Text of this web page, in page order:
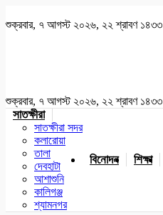
শুক্রবার, ৭ আগস্ট ২০২৬, ২২ শ্রাবণ ১৪৩৩
শুক্রবার, ৭ আগস্ট ২০২৬, ২২ শ্রাবণ ১৪৩৩
সাতক্ষীরা
সাতক্ষীরা সদর
কলারোয়া
তালা
দেবহাটা
আশাশুনি
কালিগঞ্জ
শ্যামনগর
বিনোদন শিক্ষা